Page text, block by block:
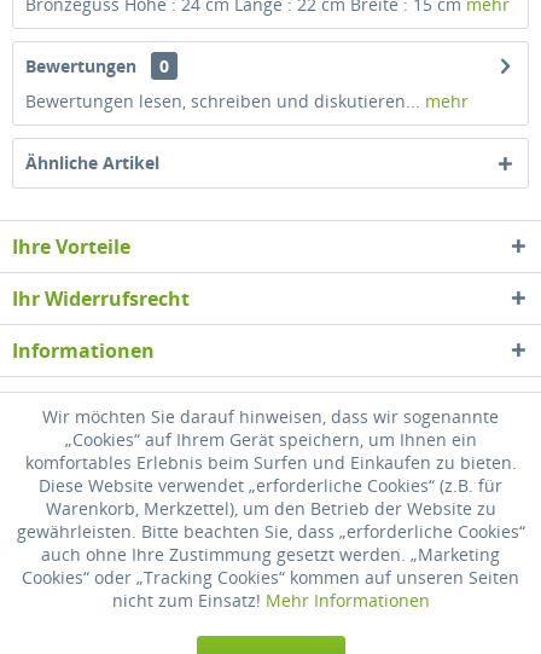
Bewertungen
0
Bewertungen lesen, schreiben und diskutieren... mehr
Ähnliche Artikel
Ihre Vorteile
Ihr Widerrufsrecht
Informationen
* Alle Preise inkl. gesetzl. Mehrwertsteuer zzgl.Versandkosten, wenn nicht
anders beschrieben
Widerrufsrecht Versandkosten Datenschutz
Zahlung
AGB
Impressum
Wir möchten Sie darauf hinweisen, dass wir sogenannte
„Cookies“ auf Ihrem Gerät speichern, um Ihnen ein
komfortables Erlebnis beim Surfen und Einkaufen zu bieten.
Diese Website verwendet „erforderliche Cookies“ (z.B. für
Warenkorb, Merkzettel), um den Betrieb der Website zu
gewährleisten. Bitte beachten Sie, dass „erforderliche Cookies“
auch ohne Ihre Zustimmung gesetzt werden. „Marketing
Cookies“ oder „Tracking Cookies“ kommen auf unseren Seiten
nicht zum Einsatz! Mehr Informationen